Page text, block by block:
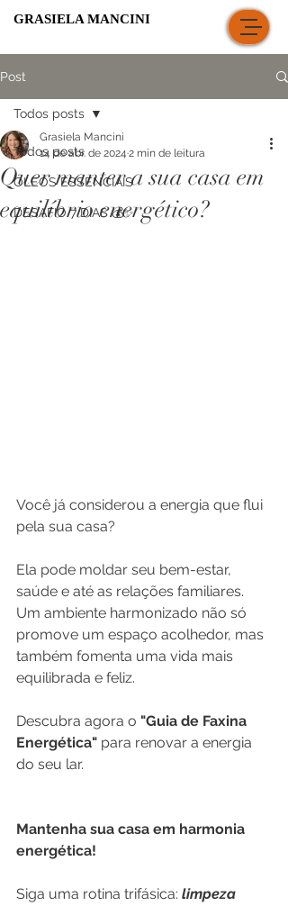
GRASIELA MANCINI
Post
Todos posts
ÓLEOS ESSENCIAIS
DESAFIO 7 DIAS 💰✨
Todos posts
Quer manter a sua casa em
equilíbrio energético?
Grasiela Mancini
14 de abr. de 2024 2 min de leitura
Você já considerou a energia que flui
pela sua casa?
Ela pode moldar seu bem-estar,
saúde e até as relações familiares.
Um ambiente harmonizado não só
promove um espaço acolhedor, mas
também fomenta uma vida mais
equilibrada e feliz.
Descubra agora o "Guia de Faxina
Energética" para renovar a energia
do seu lar.
Mantenha sua casa em harmonia
energética!
Siga uma rotina trifásica: limpeza